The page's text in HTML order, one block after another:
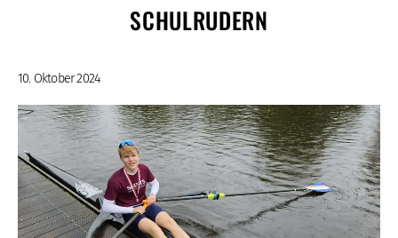
SCHULRUDERN
10. Oktober 2024